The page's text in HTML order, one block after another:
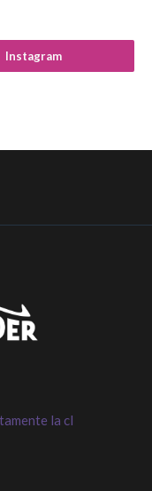
Instagram
la cl